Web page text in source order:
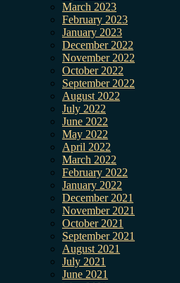
March 2023
February 2023
January 2023
December 2022
November 2022
October 2022
September 2022
August 2022
July 2022
June 2022
May 2022
April 2022
March 2022
February 2022
January 2022
December 2021
November 2021
October 2021
September 2021
August 2021
July 2021
June 2021